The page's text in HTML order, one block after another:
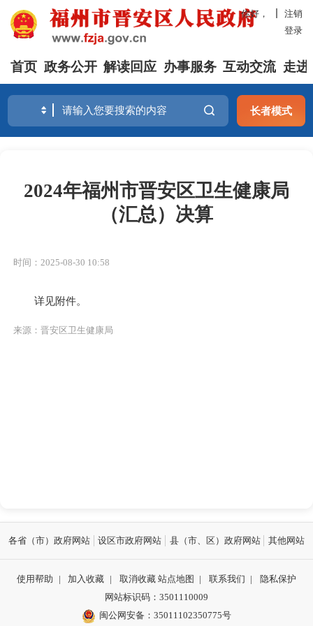
你好，
注销
登录
首页 政务公开 解读回应 办事服务 互动交流 走进
长者模式
2024年福州市晋安区卫生健康局
（汇总）决算
时间：2025-08-30 10:58
详见附件。
来源：晋安区卫生健康局
各省（市）政府网站 设区市政府网站 县（市、区）政府网站 其他网站
使用帮助 | 加入收藏 | 取消收藏 站点地图 | 联系我们 |
隐私保护
网站标识码：3501110009
闽公网安备：35011102350775号